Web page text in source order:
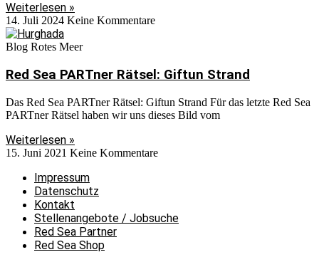
Weiterlesen »
14. Juli 2024 Keine Kommentare
Blog Rotes Meer
Red Sea PARTner Rätsel: Giftun Strand
Das Red Sea PARTner Rätsel: Giftun Strand Für das letzte Red Sea
PARTner Rätsel haben wir uns dieses Bild vom
Weiterlesen »
15. Juni 2021 Keine Kommentare
Impressum
Datenschutz
Kontakt
Stellenangebote / Jobsuche
Red Sea Partner
Red Sea Shop